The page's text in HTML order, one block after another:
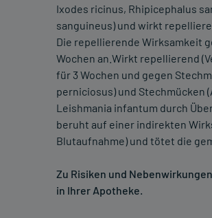
Ixodes ricinus, Rhipicephalus
sanguineus) und wirkt
Die repellierende Wirksamkeit
Wochen an.Wirkt repellierend
für 3 Wochen und gegen
perniciosus) und Stechmücken
Leishmania infantum durch
beruht auf einer indirekten
Blutaufnahme) und tötet die
Zu Risiken und
in Ihrer Apotheke.